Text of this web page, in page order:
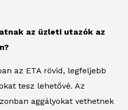
az üzleti utazók az
az ETA rövid, legfeljebb
tesz lehetővé. Az
aggályokat vethetnek